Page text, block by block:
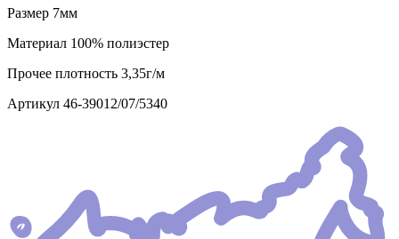
Размер 7мм
Материал 100% полиэстер
Прочее плотность 3,35г/м
Артикул 46-39012/07/5340